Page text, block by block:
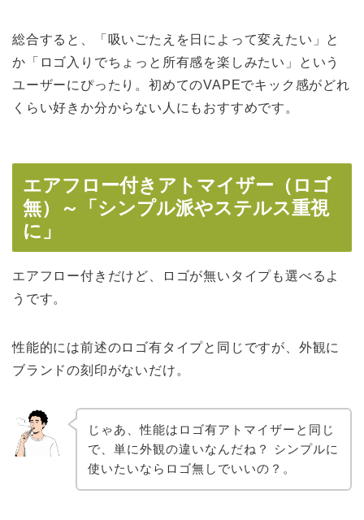
総合すると、「吸いごたえを日によって変えたい」と
か「ロゴ入りでちょっと所有感を楽しみたい」という
ユーザーにぴったり。初めてのVAPEでキック感がどれ
くらい好きか分からない人にもおすすめです。
エアフロー付きアトマイザー（ロゴ
無）～「シンプル派やステルス重視
に」
エアフロー付きだけど、ロゴが無いタイプも選べるよ
うです。
性能的には前述のロゴ有タイプと同じですが、外観に
ブランドの刻印がないだけ。
じゃあ、性能はロゴ有アトマイザーと同じ
で、単に外観の違いなんだね？ シンプルに
使いたいならロゴ無しでいいの？。